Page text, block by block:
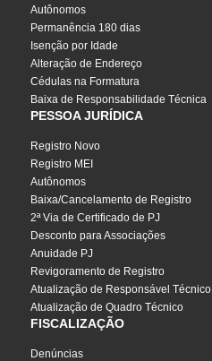
Autônomos
Permanência 180 dias
Isenção por Idade
Alteração de Endereço
Cédulas na Formatura
Baixa de Responsabilidade Técnica
PESSOA JURÍDICA
Registro Novo
Registro MEI
Autônomos
Baixa/Cancelamento de Registro
2ª Via de Certificado de PJ
Desconto para Associações
Anuidade PJ
Revigoramento de Registro
Atualização de Responsável Técnico
Atualização de Quadro Técnico
FISCALIZAÇÃO
Denúncias